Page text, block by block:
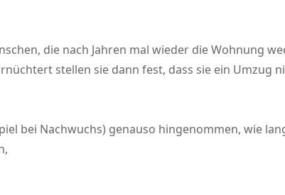
die nach Jahren mal wieder die Wohnung
stellen sie dann fest, dass sie ein Umzug
bei Nachwuchs) genauso hingenommen, wie